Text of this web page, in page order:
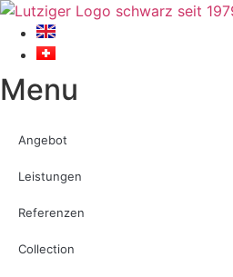
Menu
Angebot
Leistungen
Referenzen
Collection